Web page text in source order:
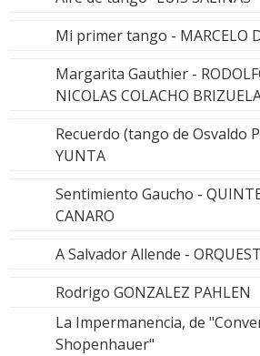
Mi primer tango - MARCELO
Margarita Gauthier -
NICOLAS COLACHO
Recuerdo (tango de Osvaldo
YUNTA
Sentimiento Gaucho -
CANARO
A Salvador Allende -
Rodrigo GONZALEZ PAHLEN
La Impermanencia, de
Shopenhauer"